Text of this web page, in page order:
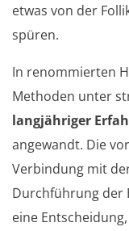
etwas von der
spüren.
In renommierten
Methoden unter
langjähriger
angewandt. Die
Verbindung mit
Durchführung der
eine